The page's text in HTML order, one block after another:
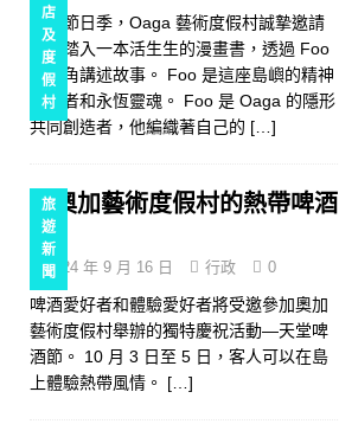
度假村
[ 2025 年 11 月 21 日 ]
Dhawa Ihuru 2025 黑色星
[ 2025 年 11 月 17 日 ] 馬
五促銷活動，最高可享80%
店
及
度
假
村
這個節日季，Oaga 藝術度假村誠摯邀請
賓客踏入一本活生生的漫畫書，透過 Foo
的視角講述故事。 Foo 是這座島嶼的精神
守護者和永恆靈魂。 Foo 是 Oaga 的隱形
共同創造者，他編織著自己的 […]
旅
遊
新
聞
奧加藝術度假村的熱帶啤酒
節
2024 年 9 月 16 日 行政 0
啤酒愛好者和體驗愛好者將受邀參加奧加
藝術度假村舉辦的獨特慶祝活動—天堂啤
酒節。 10 月 3 日至 5 日，客人可以在島
上體驗熱帶風情。 […]